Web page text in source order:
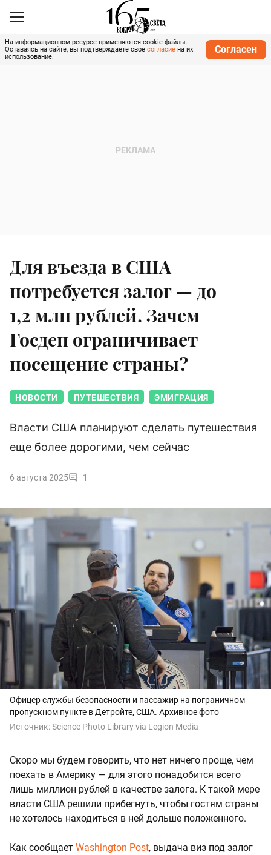
На информационном ресурсе применяются cookie-файлы.
Оставаясь на сайте, вы подтверждаете свое согласие на их
использование.
Согласен
Для въезда в США
потребуется залог — до
1,2 млн рублей. Зачем
Госдеп ограничивает
посещение страны?
НОВОСТИ ПУТЕШЕСТВИЯ ЭМИГРАЦИЯ
Власти США планируют сделать путешествия
еще более дорогими, чем сейчас
6 августа 2025 1
Офицер службы безопасности и пассажир на пограничном
пропускном пункте в Детройте, США. Архивное фото
Источник:Science Photo Library via Legion Media
Скоро мы будем говорить, что нет ничего проще, чем
поехать в Америку — для этого понадобится всего
лишь миллион рублей в качестве залога. К такой мере
власти США решили прибегнуть, чтобы гостям страны
не хотелось находиться в ней дольше положенного.
Как сообщает Washington Post, выдача виз под залог